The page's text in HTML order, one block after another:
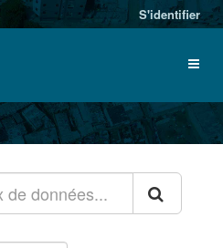
S'identifier